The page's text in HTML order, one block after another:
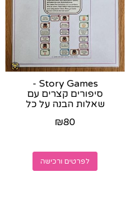
Story Games -
סיפורים קצרים עם
שאלות הבנה על כל
להדפסה -ישלח...
₪80
לפרטים ורכישה